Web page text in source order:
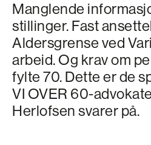
Manglende
stillinger. Fast
Aldersgrense ved
arbeid. Og krav om
fylte 70. Dette er de
VI OVER 60-
Herlofsen svarer på.